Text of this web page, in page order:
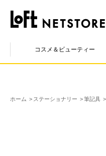
コスメ＆ビューティー
ホーム ステーショナリー 筆記具